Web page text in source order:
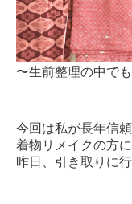
〜生前整理の中で
今回は私が長年信
着物リメイクの方
昨日、引き取りに